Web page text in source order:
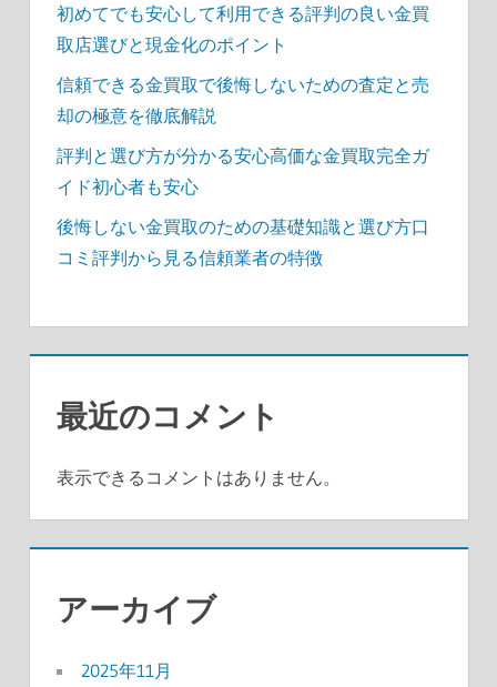
初めてでも安心して利用できる評判の良い金買
取店選びと現金化のポイント
信頼できる金買取で後悔しないための査定と売
却の極意を徹底解説
評判と選び方が分かる安心高価な金買取完全ガ
イド初心者も安心
後悔しない金買取のための基礎知識と選び方口
コミ評判から見る信頼業者の特徴
最近のコメント
表示できるコメントはありません。
アーカイブ
2025年11月